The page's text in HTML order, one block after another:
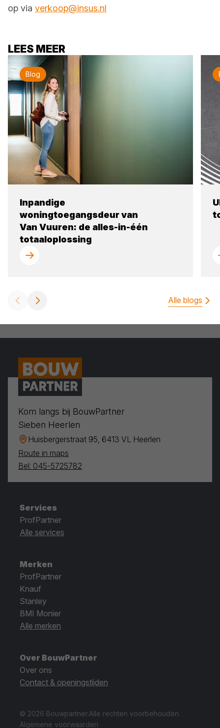
op via verkoop@insus.nl
LEES MEER
Blog
Inpandige
woningtoegangsdeur van
Van Vuuren: de alles-in-één
totaaloplossing
Alle blogs
Kom langs bij BouwPartner
Sieben Heerlen
Huisbergerstraat 95, 6413 VL Heerlen
Route in maps
Bel: 045-5725782
Services
ProfPartner
Alle services
Merken
ProfPartner
Knauf
Stanley
BMI Monier
Alle merken
Over BouwPartner
Over ons
Contact & openingstijden
© 2026 Bouwpartner.Alle rechten voorbehouden.
Algemene voorwaarden